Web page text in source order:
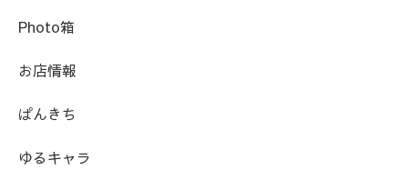
Photo箱
お店情報
ぱんきち
ゆるキャラ